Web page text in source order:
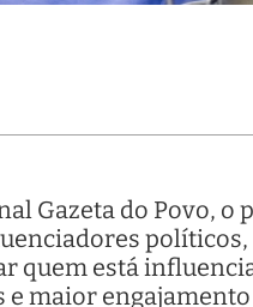
Gazeta do Povo, o
quem está
maior